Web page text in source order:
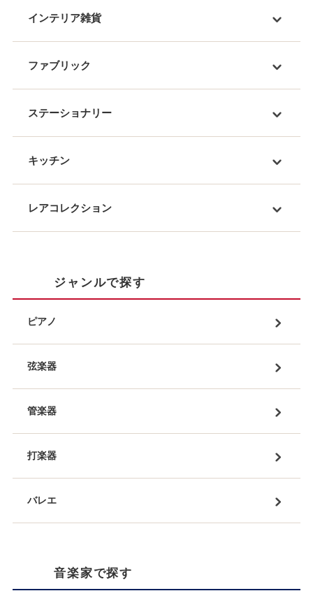
インテリア雑貨
ファブリック
ステーショナリー
キッチン
レアコレクション
ジャンルで探す
ピアノ
弦楽器
管楽器
打楽器
バレエ
音楽家で探す